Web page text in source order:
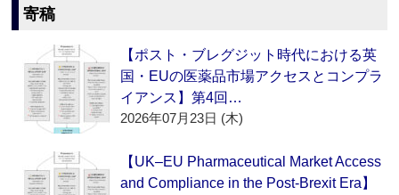
寄稿
【ポスト・ブレグジット時代における英
国・EUの医薬品市場アクセスとコンプラ
イアンス】第4回…
2026年07月23日 (木)
【UK–EU Pharmaceutical Market Access
and Compliance in the Post-Brexit Era】